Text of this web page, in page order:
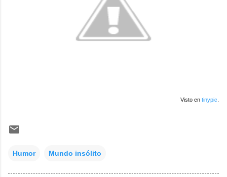
Visto en tinypic
Humor Mundo insólito